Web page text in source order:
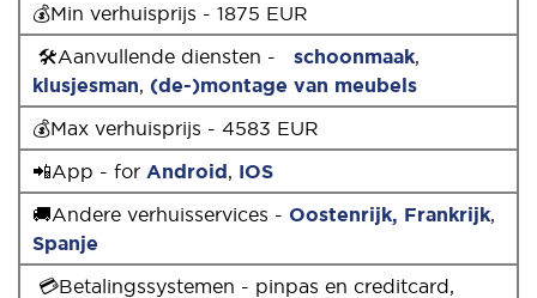
💰Min verhuisprijs - 1875 EUR
🛠Aanvullende diensten -
schoonmaak,
klusjesman, (de-)montage van meubels
💰Max verhuisprijs - 4583 EUR
📲App - for Android, IOS
🚚Andere verhuisservices - Oostenrijk, Frankrijk,
Spanje
💳Betalingssystemen - pinpas en creditcard,